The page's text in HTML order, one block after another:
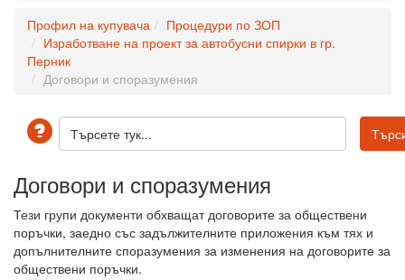
Профил на купувача
Процедури по ЗОП
Изработване на проект за автобусни спирки в гр.
Перник
Договори и споразумения
Договори и споразумения
Тези групи документи обхващат договорите за обществени
поръчки, заедно със задължителните приложения към тях и
допълнителните споразумения за из­менения на договорите за
обществени поръчки.